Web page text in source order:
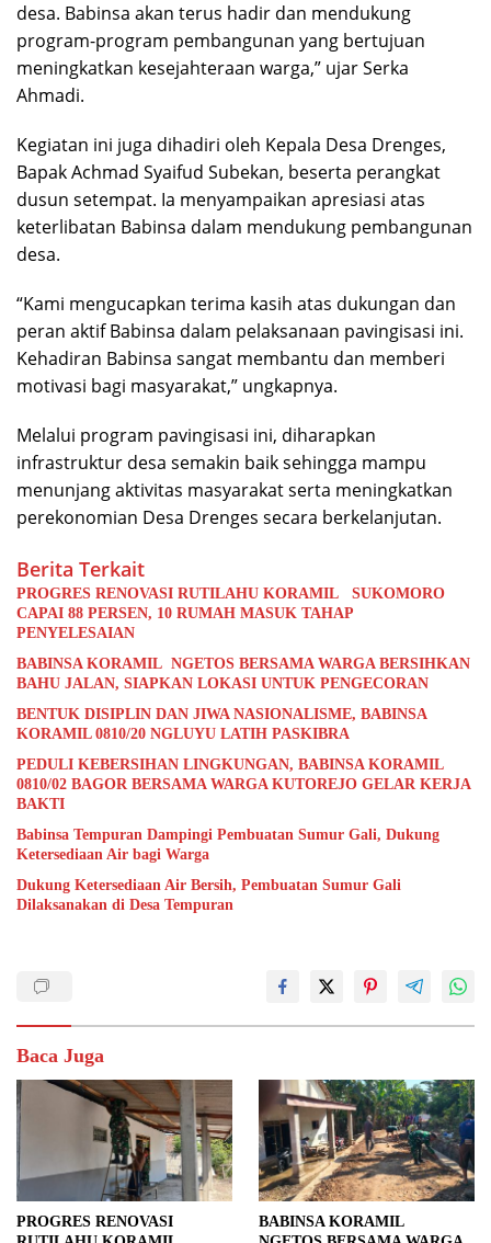
desa. Babinsa akan terus hadir dan mendukung
program-program pembangunan yang bertujuan
meningkatkan kesejahteraan warga,” ujar Serka
Ahmadi.
Kegiatan ini juga dihadiri oleh Kepala Desa Drenges,
Bapak Achmad Syaifud Subekan, beserta perangkat
dusun setempat. Ia menyampaikan apresiasi atas
keterlibatan Babinsa dalam mendukung pembangunan
desa.
“Kami mengucapkan terima kasih atas dukungan dan
peran aktif Babinsa dalam pelaksanaan pavingisasi ini.
Kehadiran Babinsa sangat membantu dan memberi
motivasi bagi masyarakat,” ungkapnya.
Melalui program pavingisasi ini, diharapkan
infrastruktur desa semakin baik sehingga mampu
menunjang aktivitas masyarakat serta meningkatkan
perekonomian Desa Drenges secara berkelanjutan.
Berita Terkait
PROGRES RENOVASI RUTILAHU KORAMIL SUKOMORO
CAPAI 88 PERSEN, 10 RUMAH MASUK TAHAP
PENYELESAIAN
BABINSA KORAMIL NGETOS BERSAMA WARGA BERSIHKAN
BAHU JALAN, SIAPKAN LOKASI UNTUK PENGECORAN
BENTUK DISIPLIN DAN JIWA NASIONALISME, BABINSA
KORAMIL 0810/20 NGLUYU LATIH PASKIBRA
PEDULI KEBERSIHAN LINGKUNGAN, BABINSA KORAMIL
0810/02 BAGOR BERSAMA WARGA KUTOREJO GELAR KERJA
BAKTI
Babinsa Tempuran Dampingi Pembuatan Sumur Gali, Dukung
Ketersediaan Air bagi Warga
Dukung Ketersediaan Air Bersih, Pembuatan Sumur Gali
Dilaksanakan di Desa Tempuran
Baca Juga
PROGRES RENOVASI
BABINSA KORAMIL